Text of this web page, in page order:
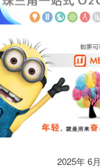
2025年 6月